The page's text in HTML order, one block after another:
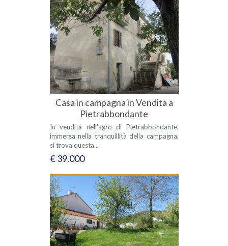
Casa in campagna in Vendita a
Pietrabbondante
In vendita nell'agro di Pietrabbondante,
immersa nella tranquillità della campagna,
si trova questa...
€ 39.000